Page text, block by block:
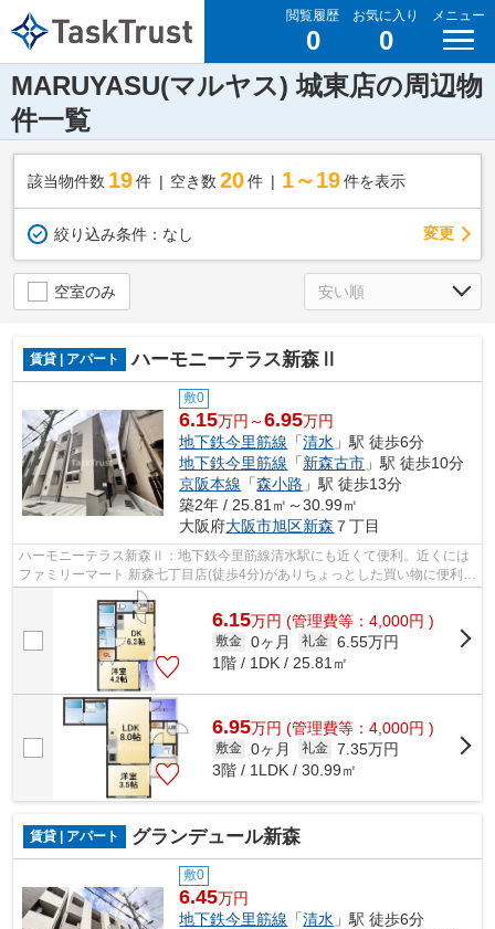
閲覧履歴
0
お気に入り
0
メニュー
MARUYASU(マルヤス) 城東店の周辺物
件一覧
該当物件数 19件 空き数 20 件 1～19 件を表示
絞り込み条件： なし 変更
空室のみ
賃貸 | アパート ハーモニーテラス新森Ⅱ
敷0
6.15万円～6.95万円
地下鉄今里筋線 「清水 」駅 徒歩6分
地下鉄今里筋線 「新森古市 」駅 徒歩10分
京阪本線 「森小路 」駅 徒歩13分
築2年 / 25.81㎡～30.99㎡
大阪府大阪市旭区新森 ７丁目
ハーモニーテラス新森Ⅱ：地下鉄今里筋線清水駅にも近くて便利。近くには
ファミリーマート 新森七丁目店(徒歩4分)がありちょっとした買い物に便利で
す。2023年9月完成、まだまだ新しい...
6.15万円 (管理費等：4,000円 )
敷金 0ヶ月 礼金 6.55万円
1階 / 1DK / 25.81㎡
6.95万円 (管理費等：4,000円 )
敷金 0ヶ月 礼金 7.35万円
3階 / 1LDK / 30.99㎡
賃貸 | アパート グランデュール新森
敷0
6.45万円
地下鉄今里筋線 「清水 」駅 徒歩6分